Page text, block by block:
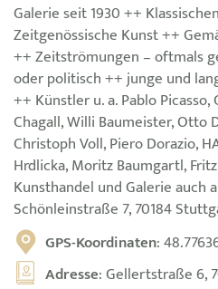
Galerie seit 1930 ++
Zeitgenössische Kunst ++
++ Zeitströmungen – oftmals
oder politisch ++ junge und
++ Künstler u. a. Pablo Picasso,
Chagall, Willi Baumeister, Otto
Christoph Voll, Piero Dorazio,
Hrdlicka, Moritz Baumgartl,
Kunsthandel und Galerie auch
Schönleinstraße 7, 70184
GPS-Koordinaten:
Adresse: Gellertstraße 6,